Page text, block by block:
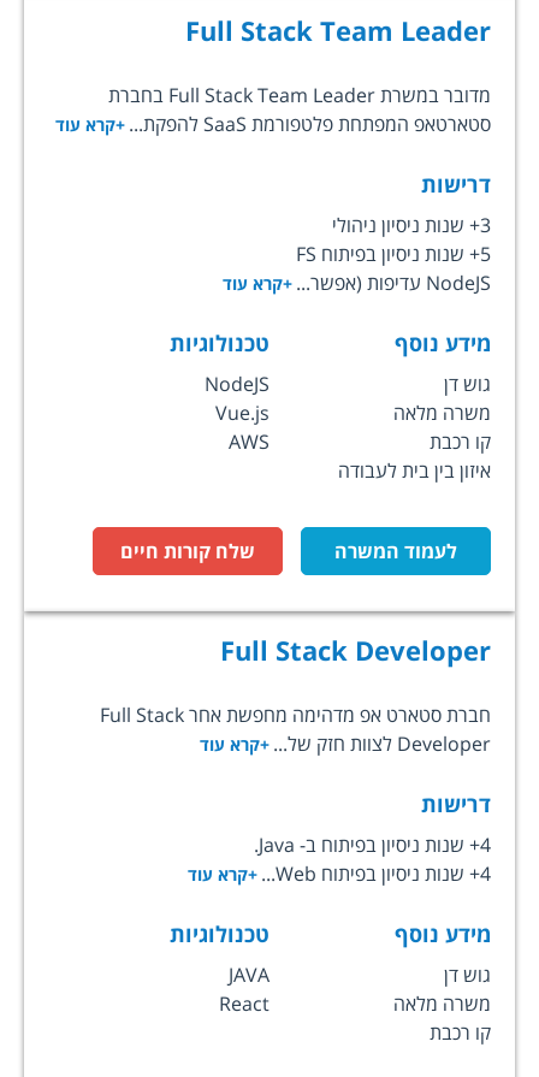
Full Stack Team Leader
מדובר במשרת Full Stack Team Leader בחברת
סטארטאפ המפתחת פלטפורמת SaaS להפקת...
+קרא עוד
דרישות
3+ שנות ניסיון ניהולי
5+ שנות ניסיון בפיתוח FS
NodeJS עדיפות (אפשר...
+קרא עוד
מידע נוסף
גוש דן
משרה מלאה
קו רכבת
איזון בין בית לעבודה
טכנולוגיות
NodeJS
Vue.js
AWS
לעמוד המשרה שלח קורות חיים
Full Stack Developer
חברת סטארט אפ מדהימה מחפשת אחר Full Stack
Developer לצוות חזק של...
+קרא עוד
דרישות
4+ שנות ניסיון בפיתוח ב- Java.
4+ שנות ניסיון בפיתוח Web...
+קרא עוד
מידע נוסף
גוש דן
משרה מלאה
קו רכבת
טכנולוגיות
JAVA
React